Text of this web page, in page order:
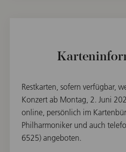
Restkarten, sofern verfügbar,
Konzert ab Montag, 2. Juni
online, persönlich im
Philharmoniker und auch
6525) angeboten.